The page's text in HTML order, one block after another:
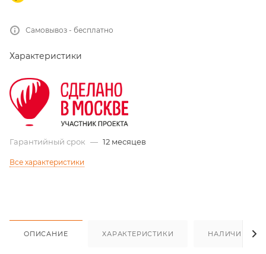
Самовывоз - бесплатно
Характеристики
Гарантийный срок — 12 месяцев
Все характеристики
ОПИСАНИЕ ХАРАКТЕРИСТИКИ НАЛИЧИЕ